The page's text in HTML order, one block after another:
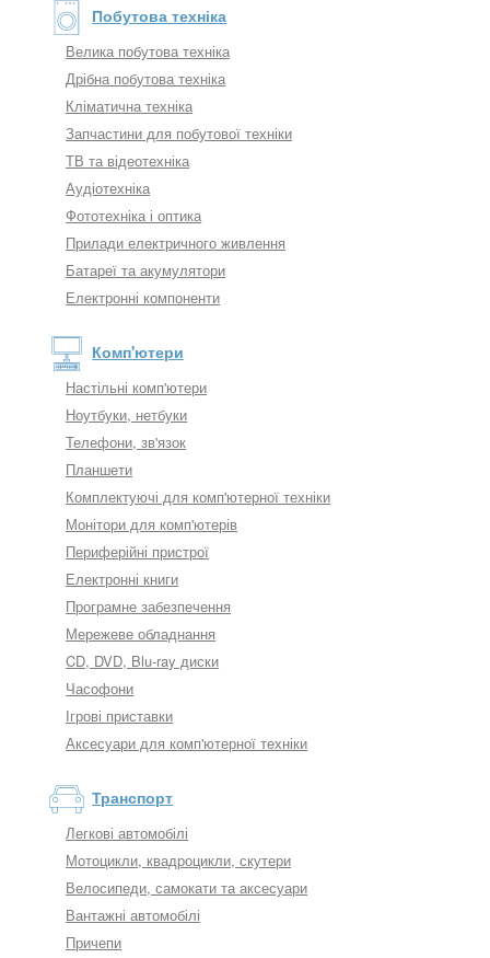
Побутова техніка
Велика побутова техніка
Дрібна побутова техніка
Кліматична техніка
Запчастини для побутової техніки
ТВ та відеотехніка
Аудіотехніка
Фототехніка і оптика
Прилади електричного живлення
Батареї та акумулятори
Електронні компоненти
Комп'ютери
Настільні комп'ютери
Ноутбуки, нетбуки
Телефони, зв'язок
Планшети
Комплектуючі для комп'ютерної техніки
Монітори для комп'ютерів
Периферійні пристрої
Електронні книги
Програмне забезпечення
Мережеве обладнання
CD, DVD, Blu-ray диски
Часофони
Ігрові приставки
Аксесуари для комп'ютерної техніки
Транспорт
Легкові автомобілі
Мотоцикли, квадроцикли, скутери
Велосипеди, самокати та аксесуари
Вантажні автомобілі
Причепи